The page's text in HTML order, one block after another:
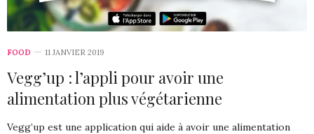
FOOD 11 JANVIER 2019
Vegg’up : l’appli pour avoir une
alimentation plus végétarienne
Vegg’up est une application qui aide à avoir une alimentation